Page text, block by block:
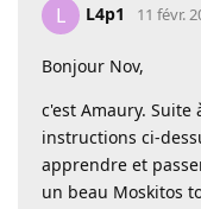
L L4p1 11 févr.
Bonjour Nov,
c'est Amaury.
instructions ci-
apprendre et
un beau Moskitos